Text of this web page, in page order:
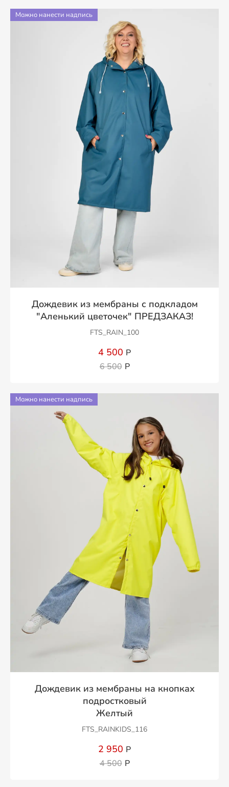
Можно нанести надпись
Дождевик из мембраны с подкладом
"Аленький цветочек" ПРЕДЗАКАЗ!
FTS_RAIN_100
4 500 Р
6 500 Р
Можно нанести надпись
Дождевик из мембраны на кнопках
подростковый
Желтый
FTS_RAINKIDS_116
2 950 Р
4 500 Р